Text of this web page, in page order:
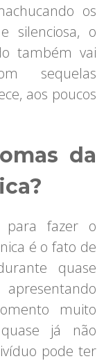
os
silenciosa, o
também vai
sequelas
aos poucos
da
para fazer o
é o fato de
quase
muito
já não
pode ter